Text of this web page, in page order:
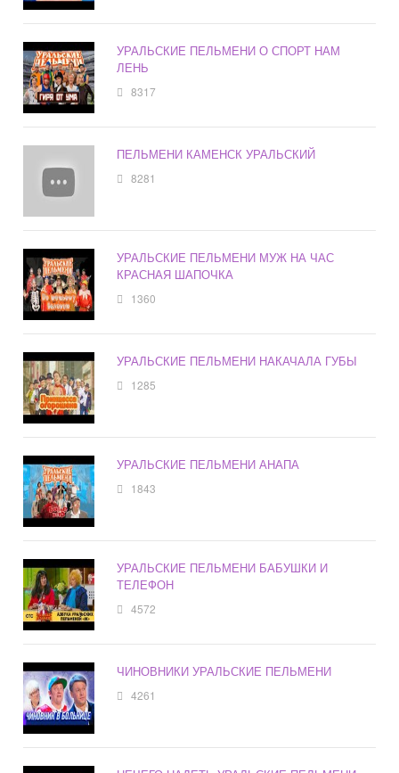
УРАЛЬСКИЕ ПЕЛЬМЕНИ О СПОРТ НАМ
ЛЕНЬ
8317
ПЕЛЬМЕНИ КАМЕНСК УРАЛЬСКИЙ
8281
УРАЛЬСКИЕ ПЕЛЬМЕНИ МУЖ НА ЧАС
КРАСНАЯ ШАПОЧКА
1360
УРАЛЬСКИЕ ПЕЛЬМЕНИ НАКАЧАЛА ГУБЫ
1285
УРАЛЬСКИЕ ПЕЛЬМЕНИ АНАПА
1843
УРАЛЬСКИЕ ПЕЛЬМЕНИ БАБУШКИ И
ТЕЛЕФОН
4572
ЧИНОВНИКИ УРАЛЬСКИЕ ПЕЛЬМЕНИ
4261